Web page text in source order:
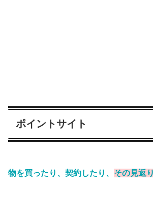
ポイントサイト
物を買ったり、契約したり、 その見返り